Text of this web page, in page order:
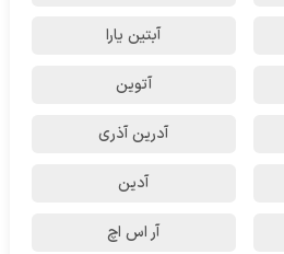
آبتین یارا
آتوین
آدرین آذری
آدین
آر اس اچ